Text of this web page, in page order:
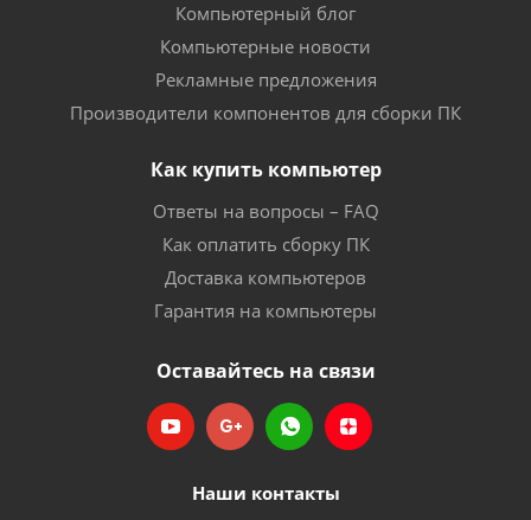
Компьютерный блог
Компьютерные новости
Рекламные предложения
Производители компонентов для сборки ПК
Как купить компьютер
Ответы на вопросы – FAQ
Как оплатить сборку ПК
Доставка компьютеров
Гарантия на компьютеры
Оставайтесь на связи
Наши контакты